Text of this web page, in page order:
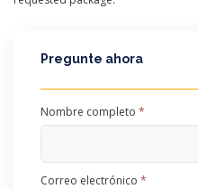
Pregunte ahora
*
Nombre completo
*
Correo electrónico